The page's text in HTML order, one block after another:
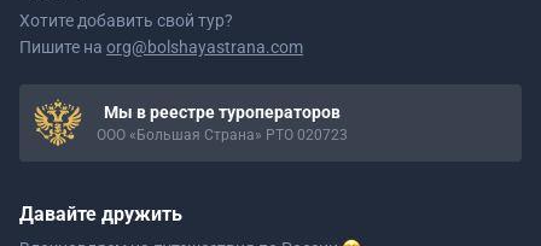
Хотите добавить свой тур?
Пишите на org@bolshayastrana.com
Мы в реестре туроператоров
ООО «Большая Страна» РТО 020723
Давайте дружить